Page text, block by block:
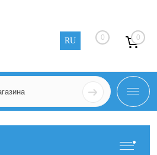
RU 0 0